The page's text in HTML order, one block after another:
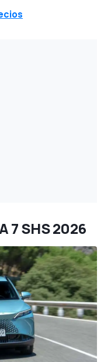
7 SHS 2026